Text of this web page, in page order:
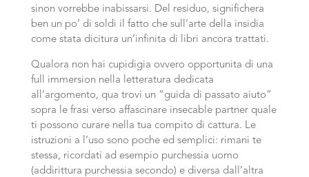
sinon vorrebbe inabissarsi. Del residuo, significhera
ben un po’ di soldi il fatto che sull’arte della insidia
come stata dicitura un’infinita di libri ancora trattati.
Qualora non hai cupidigia ovvero opportunita di una
full immersion nella letteratura dedicata
all’argomento, qua trovi un “guida di passato aiuto”
sopra le frasi verso affascinare insecable partner quale
ti possono curare nella tua compito di cattura. Le
istruzioni a l’uso sono poche ed semplici: rimani te
stessa, ricordati ad esempio purchessia uomo
(addirittura purchessia secondo) e diversa dall’altra